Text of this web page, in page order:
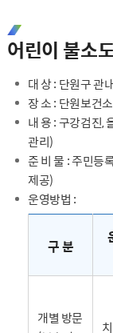
어린이 불소
대 상 : 단원구 관
장 소 : 단원보건
내 용 : 구강검진,
관리)
준 비 물 : 주민등
제공)
운영방법 :
구 분
개별 방문